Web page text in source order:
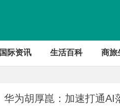
国际资讯 生活百科 商旅
华为胡厚崑：加速打通AI